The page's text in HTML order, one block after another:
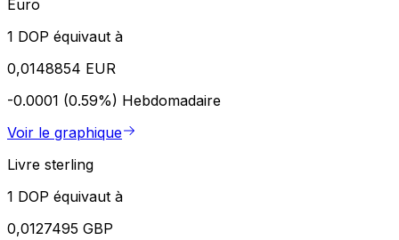
Euro
1 DOP équivaut à
0,0148854 EUR
-0.0001 (0.59%) Hebdomadaire
Voir le graphique
Livre sterling
1 DOP équivaut à
0,0127495 GBP